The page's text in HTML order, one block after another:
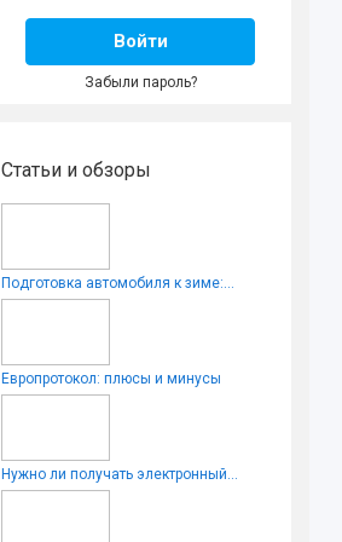
Войти
Забыли пароль?
Статьи и обзоры
Подготовка автомобиля к зиме:...
Европротокол: плюсы и минусы
Нужно ли получать электронный...